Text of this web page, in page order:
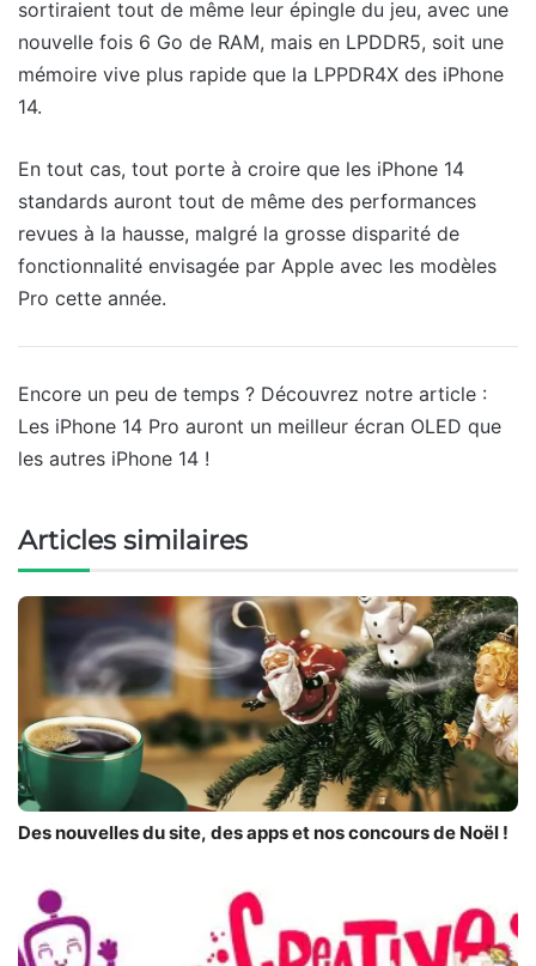
sortiraient tout de même leur épingle du jeu, avec une
nouvelle fois 6 Go de RAM, mais en LPDDR5, soit une
mémoire vive plus rapide que la LPPDR4X des iPhone
14.
En tout cas, tout porte à croire que les iPhone 14
standards auront tout de même des performances
revues à la hausse, malgré la grosse disparité de
fonctionnalité envisagée par Apple avec les modèles
Pro cette année.
Encore un peu de temps ? Découvrez notre article :
Les iPhone 14 Pro auront un meilleur écran OLED que
les autres iPhone 14 !
Articles similaires
Des nouvelles du site, des apps et nos concours de Noël !